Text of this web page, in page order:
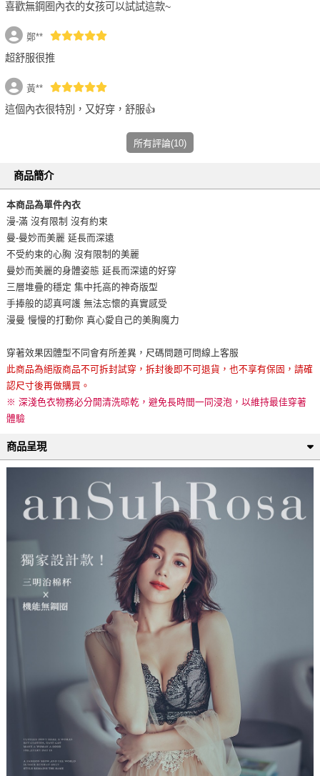
喜歡無鋼圈內衣的女孩可以試試這款~
鄭**
超舒服很推
黃**
這個內衣很特別，又好穿，舒服👍
所有評論(10)
商品簡介
本商品為單件內衣
漫-滿 沒有限制 沒有約束
曼-曼妙而美麗 延長而深遠
不受約束的心胸 沒有限制的美麗
曼妙而美麗的身體姿態 延長而深遠的好穿
三層堆疊的穩定 集中托高的神奇版型
手捧般的認真呵護 無法忘懷的真實感受
漫曼 慢慢的打動你 真心愛自己的美胸魔力
穿著效果因體型不同會有所差異，尺碼問題可問線上客服
此商品為絕版商品不可拆封試穿，拆封後即不可退貨，也不享有保固，請確
認尺寸後再做購買。
※ 深淺色衣物務必分開清洗晾乾，避免長時間一同浸泡，以維持最佳穿著
體驗
商品呈現